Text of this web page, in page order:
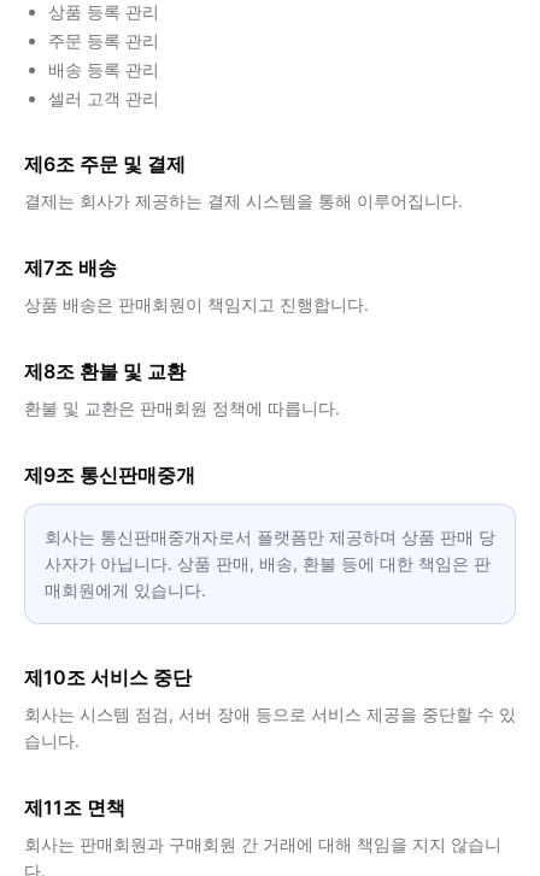
상품 등록 관리
주문 등록 관리
배송 등록 관리
셀러 고객 관리
제6조 주문 및 결제
결제는 회사가 제공하는 결제 시스템을 통해 이루어집니다.
제7조 배송
상품 배송은 판매회원이 책임지고 진행합니다.
제8조 환불 및 교환
환불 및 교환은 판매회원 정책에 따릅니다.
제9조 통신판매중개
회사는 통신판매중개자로서 플랫폼만 제공하며 상품 판매 당
사자가 아닙니다. 상품 판매, 배송, 환불 등에 대한 책임은 판
매회원에게 있습니다.
제10조 서비스 중단
회사는 시스템 점검, 서버 장애 등으로 서비스 제공을 중단할 수 있
습니다.
제11조 면책
회사는 판매회원과 구매회원 간 거래에 대해 책임을 지지 않습니
다.